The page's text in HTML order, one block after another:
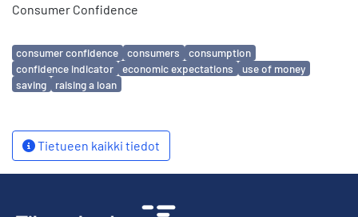
Consumer Confidence
Avainsanat
consumer confidence consumers
consumption
confidence indicator
economic expectations
use of money
saving
raising a loan
Tietueen kaikki tiedot